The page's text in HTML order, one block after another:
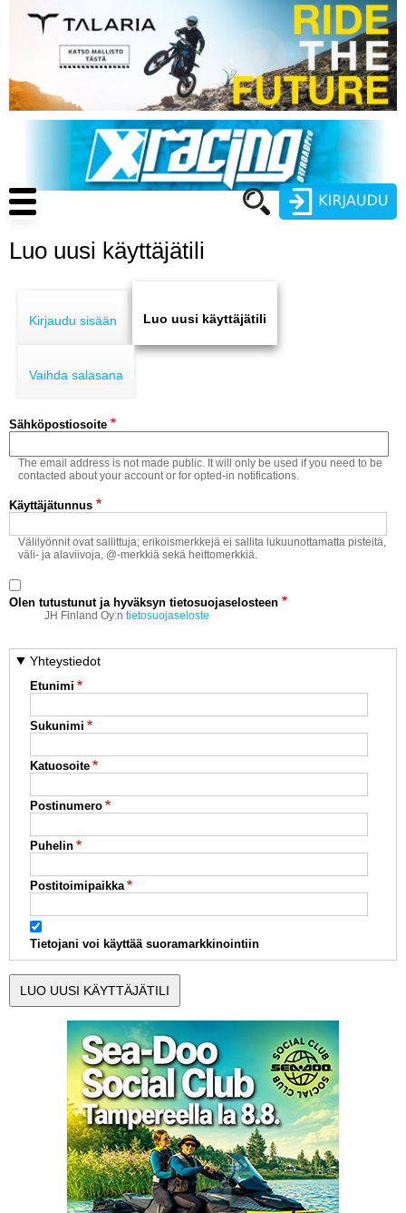
pääsisältöön
Käyttäjätunnus
Main
navigation
ENDURO
MOTOCROSS
MUUT LAJIT
YLEISTÄ ALALTA
LUE DIGILEHDET
ASIAKASPALVELU JA
MEDIATIEDOT
YHTEYSTIEDOT
Luo uusi käyttäjätili
tabs
Kirjaudu sisään Luo uusi käyttäjätili
Vaihda salasana
Sähköpostiosoite
The email address is not made public. It will only be used if you need to be
contacted about your account or for opted-in notifications.
Käyttäjätunnus
Välilyönnit ovat sallittuja; erikoismerkkejä ei sallita lukuunottamatta pisteitä,
väli- ja alaviivoja, @-merkkiä sekä heittomerkkiä.
Olen tutustunut ja hyväksyn tietosuojaselosteen
JH Finland Oy:ntietosuojaseloste
Yhteystiedot
Etunimi
Sukunimi
Katuosoite
Postinumero
Puhelin
Postitoimipaikka
Tietojani voi käyttää suoramarkkinointiin